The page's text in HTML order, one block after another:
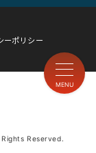
ーポリシー
Reserved.
MENU